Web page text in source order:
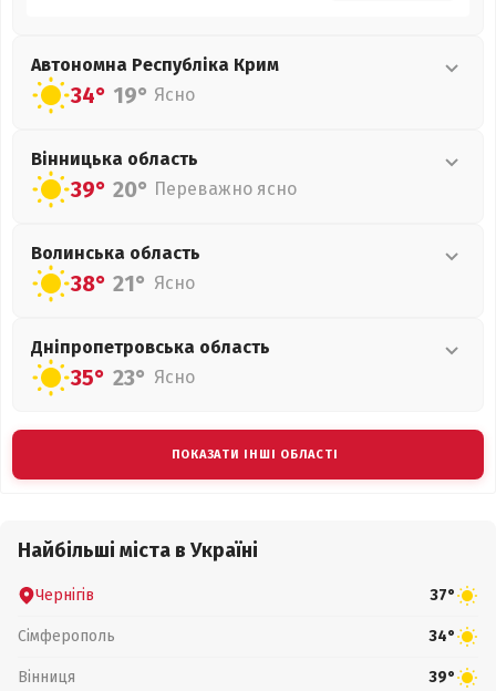
Автономна Республіка Крим
34° 19° Ясно
Вінницька область
39° 20° Переважно ясно
Волинська область
38° 21° Ясно
Дніпропетровська область
35° 23° Ясно
ПОКАЗАТИ ІНШІ ОБЛАСТІ
Найбільші міста в Україні
Чернігів 37°
Сімферополь 34°
Вінниця 39°